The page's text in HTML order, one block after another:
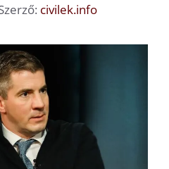
civilek.info